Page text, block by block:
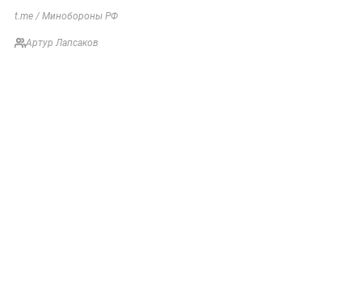
t.me / Минобороны РФ
Артур Лапсаков